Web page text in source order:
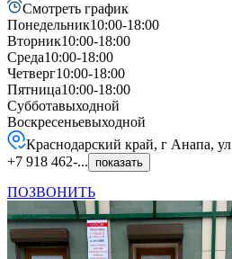
Смотреть график
Понедельник10:00-18:00
Вторник10:00-18:00
Среда10:00-18:00
Четверг10:00-18:00
Пятница10:00-18:00
Субботавыходной
Воскресеньевыходной
Краснодарский край, г Анапа,
+7 918 462-...
показать
ПОЗВОНИТЬ